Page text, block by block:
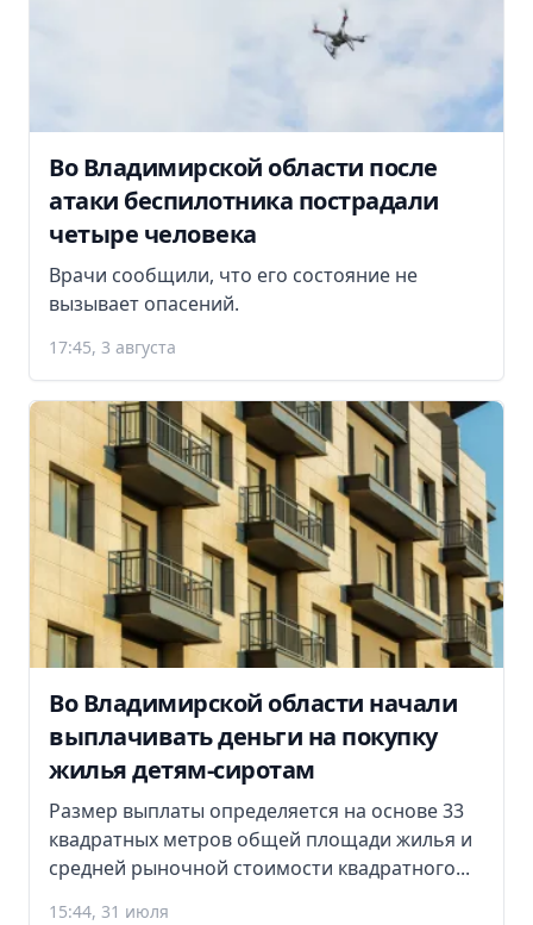
Во Владимирской области после
атаки беспилотника пострадали
четыре человека
Врачи сообщили, что его состояние не
вызывает опасений.
17:45, 3 августа
Во Владимирской области начали
выплачивать деньги на покупку
жилья детям-сиротам
Размер выплаты определяется на основе 33
квадратных метров общей площади жилья и
средней рыночной стоимости квадратного...
15:44, 31 июля